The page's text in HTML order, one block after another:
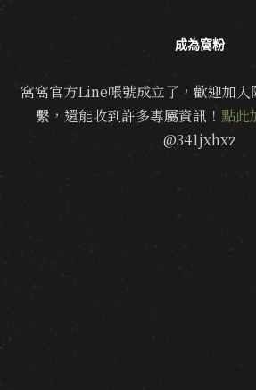
成為窩粉
窩窩官方Line帳號成立了，歡迎加入
繫，還能收到許多專屬資訊！ 點此
@341jxhxz